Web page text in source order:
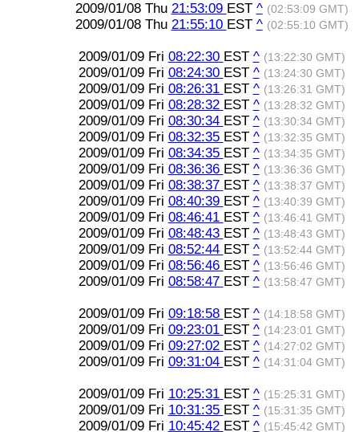
2009/01/08 Thu 21:53:09 EST ^ (02:53:09 GMT)
2009/01/08 Thu 21:55:10 EST ^ (02:55:10 GMT)
2009/01/09 Fri 08:22:30 EST ^ (13:22:30 GMT)
2009/01/09 Fri 08:24:30 EST ^ (13:24:30 GMT)
2009/01/09 Fri 08:26:31 EST ^ (13:26:31 GMT)
2009/01/09 Fri 08:28:32 EST ^ (13:28:32 GMT)
2009/01/09 Fri 08:30:34 EST ^ (13:30:34 GMT)
2009/01/09 Fri 08:32:35 EST ^ (13:32:35 GMT)
2009/01/09 Fri 08:34:35 EST ^ (13:34:35 GMT)
2009/01/09 Fri 08:36:36 EST ^ (13:36:36 GMT)
2009/01/09 Fri 08:38:37 EST ^ (13:38:37 GMT)
2009/01/09 Fri 08:40:39 EST ^ (13:40:39 GMT)
2009/01/09 Fri 08:46:41 EST ^ (13:46:41 GMT)
2009/01/09 Fri 08:48:43 EST ^ (13:48:43 GMT)
2009/01/09 Fri 08:52:44 EST ^ (13:52:44 GMT)
2009/01/09 Fri 08:56:46 EST ^ (13:56:46 GMT)
2009/01/09 Fri 08:58:47 EST ^ (13:58:47 GMT)
2009/01/09 Fri 09:18:58 EST ^ (14:18:58 GMT)
2009/01/09 Fri 09:23:01 EST ^ (14:23:01 GMT)
2009/01/09 Fri 09:27:02 EST ^ (14:27:02 GMT)
2009/01/09 Fri 09:31:04 EST ^ (14:31:04 GMT)
2009/01/09 Fri 10:25:31 EST ^ (15:25:31 GMT)
2009/01/09 Fri 10:31:35 EST ^ (15:31:35 GMT)
2009/01/09 Fri 10:45:42 EST ^ (15:45:42 GMT)